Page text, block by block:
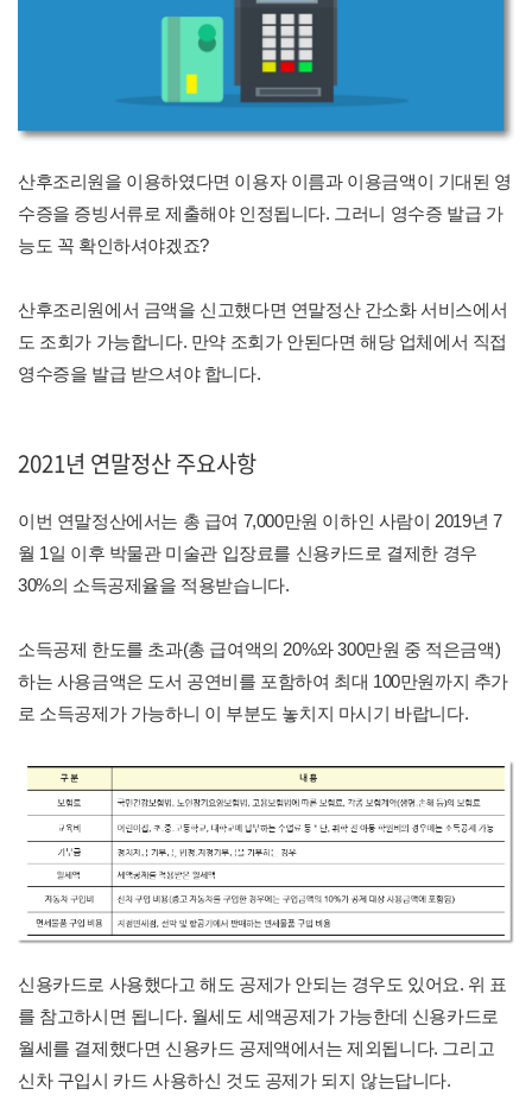
산후조리원을 이용하였다면 이용자 이름과 이용금액이 기대된 영
수증을 증빙서류로 제출해야 인정됩니다. 그러니 영수증 발급 가
능도 꼭 확인하셔야겠죠?
산후조리원에서 금액을 신고했다면 연말정산 간소화 서비스에서
도 조회가 가능합니다. 만약 조회가 안된다면 해당 업체에서 직접
영수증을 발급 받으셔야 합니다.
2021년 연말정산 주요사항
이번 연말정산에서는 총 급여 7,000만원 이하인 사람이 2019년 7
월 1일 이후 박물관 미술관 입장료를 신용카드로 결제한 경우
30%의 소득공제율을 적용받습니다.
소득공제 한도를 초과(총 급여액의 20%와 300만원 중 적은금액)
하는 사용금액은 도서 공연비를 포함하여 최대 100만원까지 추가
로 소득공제가 가능하니 이 부분도 놓치지 마시기 바랍니다.
신용카드로 사용했다고 해도 공제가 안되는 경우도 있어요. 위 표
를 참고하시면 됩니다. 월세도 세액공제가 가능한데 신용카드로
월세를 결제했다면 신용카드 공제액에서는 제외됩니다. 그리고
신차 구입시 카드 사용하신 것도 공제가 되지 않는답니다.